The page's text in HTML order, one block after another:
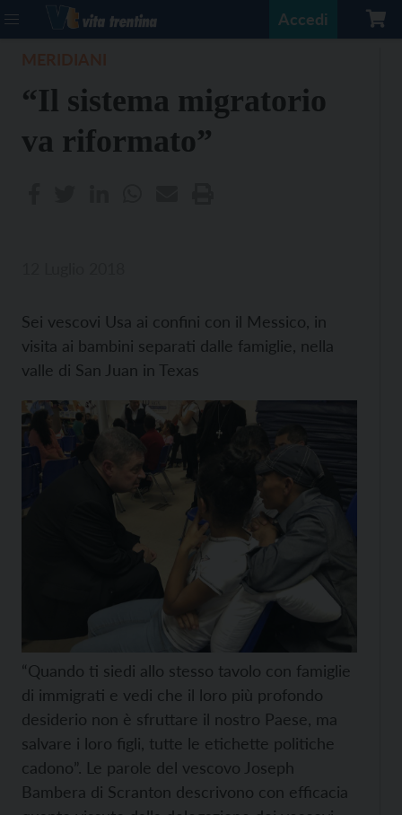
Accedi
“Il sistema migratorio
va riformato”
Sei vescovi Usa ai confini con il Messico, in
visita ai bambini separati dalle famiglie, nella
valle di San Juan in Texas
“Quando ti siedi allo stesso tavolo con famiglie
di immigrati e vedi che il loro più profondo
desiderio non è sfruttare il nostro Paese, ma
salvare i loro figli, tutte le etichette politiche
cadono”. Le parole del vescovo Joseph
Bambera di Scranton descrivono con efficacia